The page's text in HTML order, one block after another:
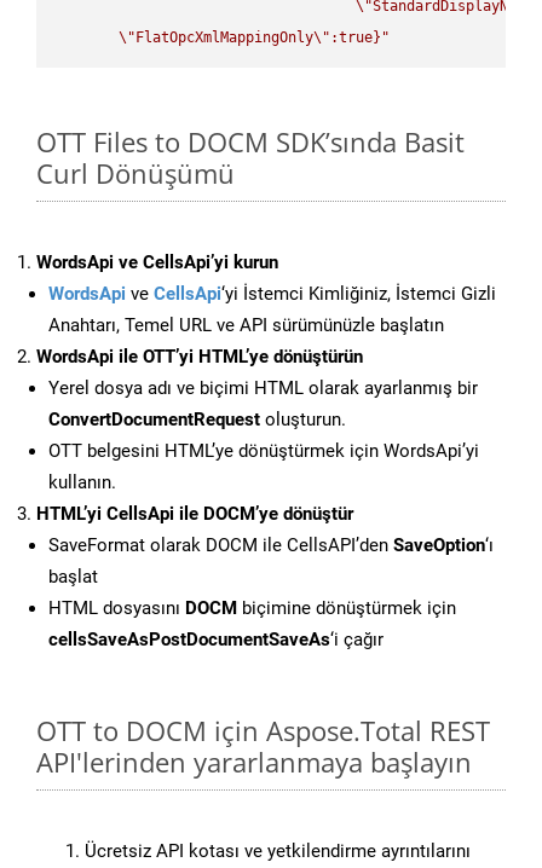
\"StandardDisplayName
\" FlatOpcXmlMappingOnly\" :true}"
OTT Files to DOCM SDK’sında Basit
Curl Dönüşümü
WordsApi ve CellsApi’yi kurun
WordsApi ve CellsApi‘yi İstemci Kimliğiniz, İstemci Gizli
Anahtarı, Temel URL ve API sürümünüzle başlatın
WordsApi ile OTT’yi HTML’ye dönüştürün
Yerel dosya adı ve biçimi HTML olarak ayarlanmış bir
ConvertDocumentRequest oluşturun.
OTT belgesini HTML’ye dönüştürmek için WordsApi’yi
kullanın.
HTML’yi CellsApi ile DOCM’ye dönüştür
SaveFormat olarak DOCM ile CellsAPI’den SaveOption‘ı
başlat
HTML dosyasını DOCM biçimine dönüştürmek için
cellsSaveAsPostDocumentSaveAs‘i çağır
OTT to DOCM için Aspose.Total REST
API'lerinden yararlanmaya başlayın
Ücretsiz API kotası ve yetkilendirme ayrıntılarını